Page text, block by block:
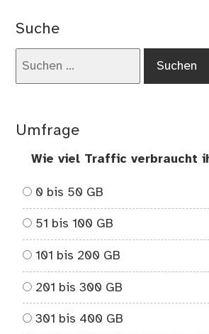
Suche
Umfrage
Wie viel Traffic verbraucht
0 bis 50 GB
51 bis 100 GB
101 bis 200 GB
201 bis 300 GB
301 bis 400 GB